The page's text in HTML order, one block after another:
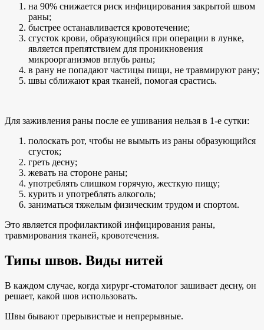
на 90% снижается риск инфицирования закрытой швом
раны;
быстрее останавливается кровотечение;
сгусток крови, образующийся при операции в лунке,
является препятствием для проникновения
микроорганизмов вглубь раны;
в рану не попадают частицы пищи, не травмируют рану;
швы сближают края тканей, помогая срастись.
Для заживления раны после ее ушивания нельзя в 1-е сутки:
полоскать рот, чтобы не вымыть из раны образующийся
сгусток;
греть десну;
жевать на стороне раны;
употреблять слишком горячую, жесткую пищу;
курить и употреблять алкоголь;
заниматься тяжелым физическим трудом и спортом.
Это является профилактикой инфицирования раны,
травмирования тканей, кровотечения.
Типы швов. Виды нитей
В каждом случае, когда хирург-стоматолог зашивает десну, он
решает, какой шов использовать.
Швы бывают прерывистые и непрерывные.